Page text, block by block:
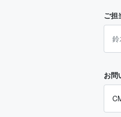
ご担
お問